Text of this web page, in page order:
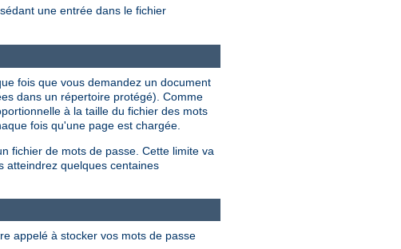
une entrée dans le fichier
fois que vous demandez un document
dans un répertoire protégé). Comme
à la taille du fichier des mots
fois qu'une page est chargée.
fichier de mots de passe. Cette limite va
atteindrez quelques centaines
appelé à stocker vos mots de passe